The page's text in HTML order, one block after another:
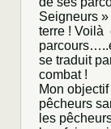
Seigneurs
terre ! Voilà
se traduit
combat !
Mon
pêcheurs
les